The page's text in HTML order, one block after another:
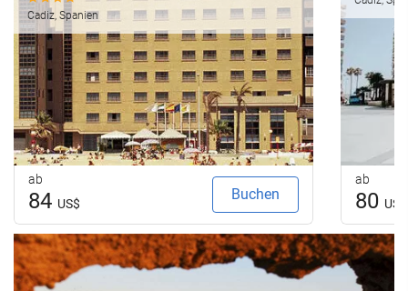
Cadiz, Spanien
ab
84 US$
Buchen
ab
80 US$